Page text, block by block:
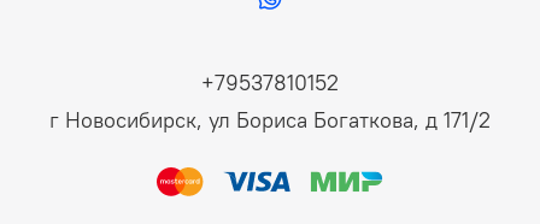
+79537810152
г Новосибирск, ул Бориса Богаткова, д 171/2